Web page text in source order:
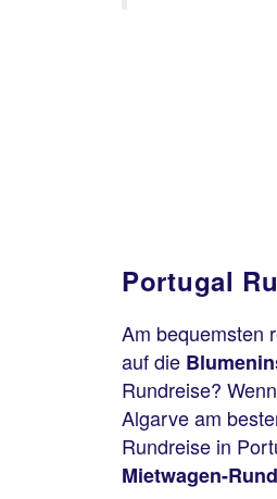
Portugal
Am bequemsten
auf die
Rundreise?
Algarve am
Rundreise in
Mietwagen-